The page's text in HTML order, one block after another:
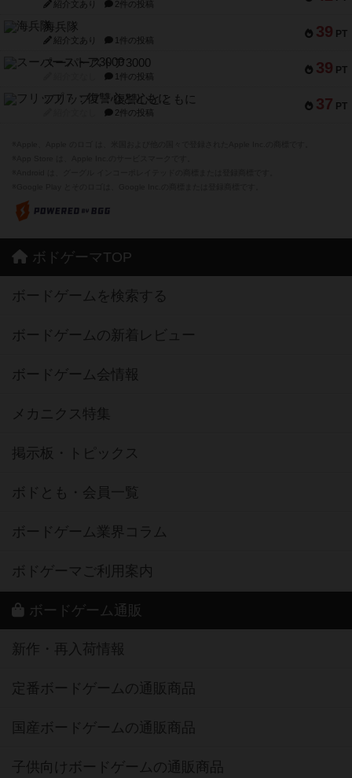
紹介文あり 2件の投稿
39 PT
海兵隊
紹介文あり 1件の投稿
39 PT
スーパーストア3000
1件の投稿
37 PT
フリップ７：復讐心とともに
2件の投稿
ボドゲーマTOP
ボードゲームを検索する
ボードゲームの新着レビュー
ボードゲーム会情報
メカニクス特集
掲示板・トピックス
ボドとも・会員一覧
ボードゲーム業界コラム
ボドゲーマご利用案内
ボードゲーム通販
新作・再入荷情報
定番ボードゲームの通販商品
国産ボードゲームの通販商品
子供向けボードゲームの通販商品